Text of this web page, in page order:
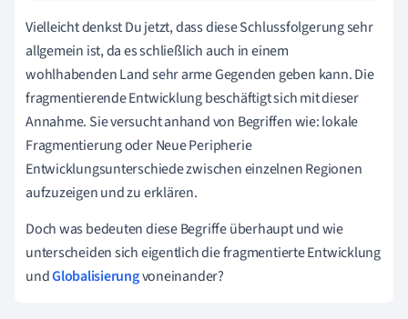
Vielleicht denkst Du jetzt, dass diese Schlussfolgerung sehr
allgemein ist, da es schließlich auch in einem
wohlhabenden Land sehr arme Gegenden geben kann. Die
fragmentierende Entwicklung beschäftigt sich mit dieser
Annahme. Sie versucht anhand von Begriffen wie: lokale
Fragmentierung oder Neue Peripherie
Entwicklungsunterschiede zwischen einzelnen Regionen
aufzuzeigen und zu erklären.
Doch was bedeuten diese Begriffe überhaupt und wie
unterscheiden sich eigentlich die fragmentierte Entwicklung
undGlobalisierungvoneinander?